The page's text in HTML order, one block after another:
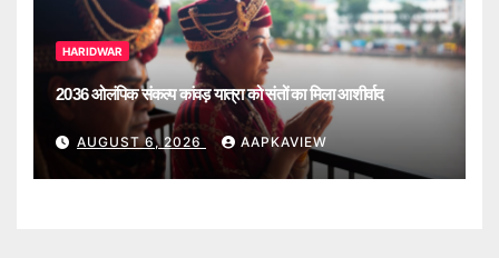
HARIDWAR
2036 ओलंपिक संकल्प कांवड़ यात्रा को संतों का मिला आशीर्वाद
AUGUST 6, 2026 AAPKAVIEW